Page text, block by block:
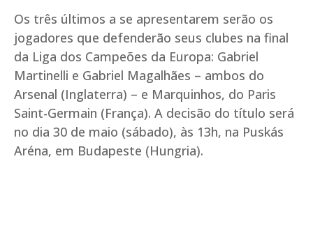
Os três últimos a se apresentarem serão os
jogadores que defenderão seus clubes na final
da Liga dos Campeões da Europa: Gabriel
Martinelli e Gabriel Magalhães – ambos do
Arsenal (Inglaterra) – e Marquinhos, do Paris
Saint-Germain (França). A decisão do título será
no dia 30 de maio (sábado), às 13h, na Puskás
Aréna, em Budapeste (Hungria).